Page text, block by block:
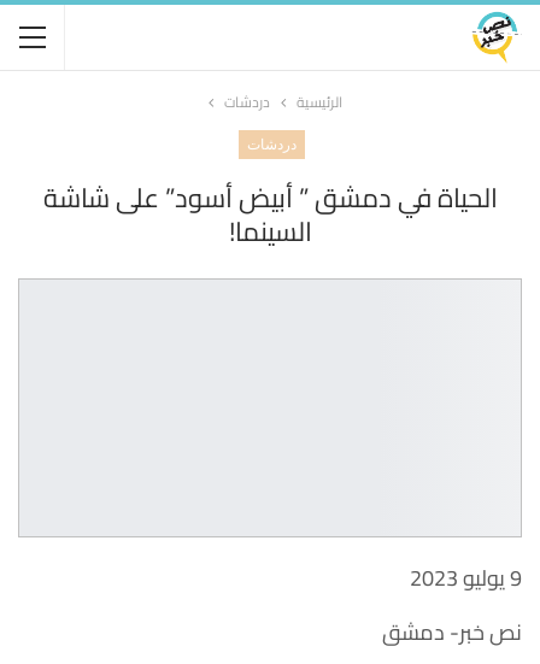
الرئيسية دردشات
دردشات
الحياة في دمشق ” أبيض أسود” على شاشة
السينما!
9 يوليو 2023
نص خبر- دمشق